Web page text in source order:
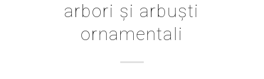
arbori și arbuști
ornamentali